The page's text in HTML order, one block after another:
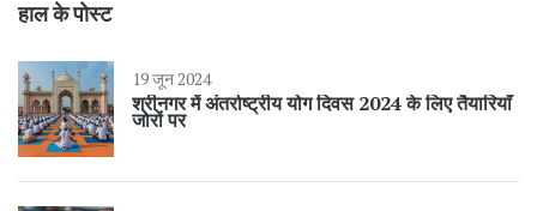
हाल के पोस्ट
19 जून 2024
श्रीनगर में अंतर्राष्ट्रीय योग दिवस 2024 के लिए तैयारियाँ
जोरों पर